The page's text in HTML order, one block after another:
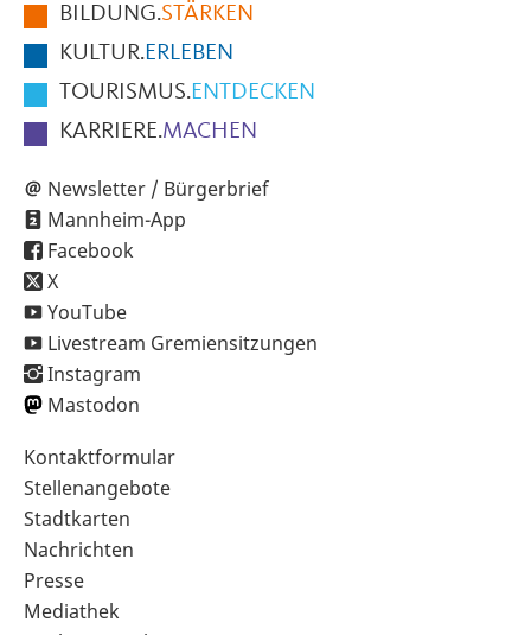
SeiteBILDUNG.STÄRKEN
KULTUR.ERLEBEN
TOURISMUS.ENTDECKEN
KARRIERE.MACHEN
Newsletter / Bürgerbrief
Mannheim-App
Facebook
X
YouTube
Livestream Gremiensitzungen
Instagram
Mastodon
Sekundärnavigation
im
Fußbereich
Kontaktformular
Stellenangebote
Stadtkarten
Nachrichten
Presse
Mediathek